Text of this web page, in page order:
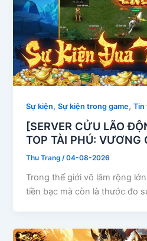
Sự kiện,Sự kiện trong game,Tin
[SERVER CỬU LÃO
TOP TÀI PHÚ: VƯƠNG
Thu Trang/04-08-2026
Trong thế giới võ lâm rộng
tiền bạc mà còn là thước đo